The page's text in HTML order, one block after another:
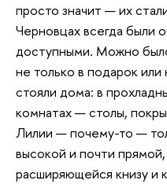
просто значит — их
Черновцах всегда были
доступными. Можно
не только в подарок или
стояли дома: в
комнатах — столы,
Лилии — почему-то —
высокой и почти
расширяющейся книзу и